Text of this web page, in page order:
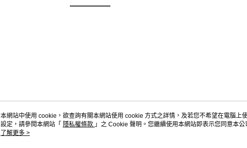
關於我們
本網站中使用 cookie，欲查詢有關本網站使用 cookie 方式之詳情，及若您不希望在電腦上
設定，請參閱本網站「 隱私權條款 」之 Cookie 聲明。您繼續使用本網站即表示您同意本
使用 cookie。
了解更多 >